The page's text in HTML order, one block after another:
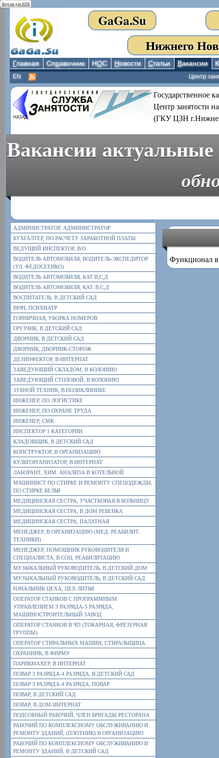
Версия для КПК
GaGa.Su
Нижнего
Главная Справочник НОС Новости Статьи Вакансии
Центр
EN
Государственное
Центр занятости
(ГКУ ЦЗН
Вакансии актуальные
АДМИНИСТРАТОР, АДМИНИСТРАТОР
БУХГАЛТЕР, ПО РАСЧЕТУ ЗАРАБОТНОЙ ПЛАТЫ
ВЕДУЩИЙ ИНСПЕКТОР, В/О
ВОДИТЕЛЬ АВТОМОБИЛЯ, ВОДИТЕЛЬ-ЭКСПЕДИТОР
(УЛ. ФЕДОСЕЕНКО)
ВОДИТЕЛЬ АВТОМОБИЛЯ, КАТ В,С,Д
ВОДИТЕЛЬ АВТОМОБИЛЯ, КАТ. В,С,Д
ВОСПИТАТЕЛЬ, В ДЕТСКИЙ САД
ВРАЧ, ПСИХИАТР
ГОРНИЧНАЯ, УБОРКА НОМЕРОВ
ГРУЗЧИК, В ДЕТСКИЙ САД
ДВОРНИК, В ДЕТСКИЙ САД
ДВОРНИК, ДВОРНИК-СТОРОЖ
ДЕЗИНФЕКТОР, В ИНТЕРНАТ
ЗАВЕДУЮЩИЙ СКЛАДОМ, В КОЛОНИЮ
ЗАВЕДУЮЩИЙ СТОЛОВОЙ, В КОЛОНИЮ
ЗУБНОЙ ТЕХНИК, В ПОЛИКЛИНИКЕ
ИНЖЕНЕР, ПО ЛОГИСТИКЕ
ИНЖЕНЕР, ПО ОХРАНЕ ТРУДА
ИНЖЕНЕР, СМК
ИНСПЕКТОР 1 КАТЕГОРИИ
КЛАДОВЩИК, В ДЕТСКИЙ САД
КОНСТРУКТОР, В ОРГАНИЗАЦИЮ
КУЛЬТОРГАНИЗАТОР, В ИНТЕРНАТ
ЛАБОРАНТ, ХИМ. АНАЛИЗА В КОТЕЛЬНОЙ
МАШИНИСТ ПО СТИРКЕ И РЕМОНТУ СПЕЦОДЕЖДЫ,
ПО СТИРКЕ БЕЛЬЯ
МЕДИЦИНСКАЯ СЕСТРА, УЧАСТКОВАЯ В БОЛЬНИЦУ
МЕДИЦИНСКАЯ СЕСТРА, В ДОМ РЕБЕНКА
МЕДИЦИНСКАЯ СЕСТРА, ПАЛАТНАЯ
МЕНЕДЖЕР, В ОРГАНИЗАЦИЮ (МЕД. РЕАБИЛИТ.
ТЕХНИКИ)
МЕНЕДЖЕР, ПОМОЩНИК РУКОВОДИТЕЛЯ И
СПЕЦИАЛИСТА, В СОЦ. РЕАБИЛИТАЦИЮ
МУЗЫКАЛЬНЫЙ РУКОВОДИТЕЛЬ, В ДЕТСКИЙ ДОМ
МУЗЫКАЛЬНЫЙ РУКОВОДИТЕЛЬ, В ДЕТСКИЙ САД
НАЧАЛЬНИК ЦЕХА, ЦЕХ ЛИТЬЯ
ОПЕРАТОР СТАНКОВ С ПРОГРАММНЫМ
УПРАВЛЕНИЕМ 3 РАЗРЯДА-5 РАЗРЯДА,
МАШИНОСТРОИТЕЛЬНЫЙ ЗАВОД
ОПЕРАТОР СТАНКОВ В ЧП (ТОКАРНАЯ, ФРЕЗЕРНАЯ
ГРУППЫ)
ОПЕРАТОР СТИРАЛЬНЫХ МАШИН, СТИРАЛЬЩИЦА.
ОХРАННИК, В ФИРМУ
ПАРИКМАХЕР, В ИНТЕРНАТ
ПОВАР 3 РАЗРЯДА-4 РАЗРЯДА, В ДЕТСКИЙ САД
ПОВАР 3 РАЗРЯДА-4 РАЗРЯДА, ПОВАР
ПОВАР, В ДЕТСКИЙ САД
ПОВАР, В ДОМ-ИНТЕРНАТ
ПОДСОБНЫЙ РАБОЧИЙ, ЧЛЕН БРИГАДЫ РЕСТОРАНА
РАБОЧИЙ ПО КОМПЛЕКСНОМУ ОБСЛУЖИВАНИЮ И
РЕМОНТУ ЗДАНИЙ, (ПЛОТНИК) В ОРГАНИЗАЦИЮ
РАБОЧИЙ ПО КОМПЛЕКСНОМУ ОБСЛУЖИВАНИЮ И
РЕМОНТУ ЗДАНИЙ, В ДЕТСКИЙ САД
Функционал